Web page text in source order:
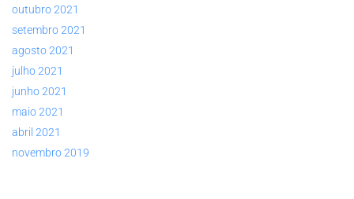
outubro 2021
setembro 2021
agosto 2021
julho 2021
junho 2021
maio 2021
abril 2021
novembro 2019